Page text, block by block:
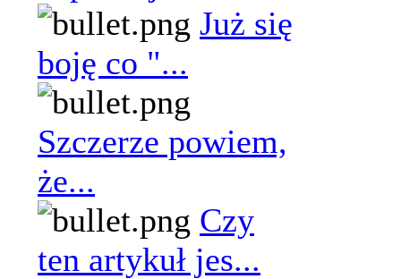
Już się
boję co "...
Szczerze powiem,
że...
Czy
ten artykuł jes...